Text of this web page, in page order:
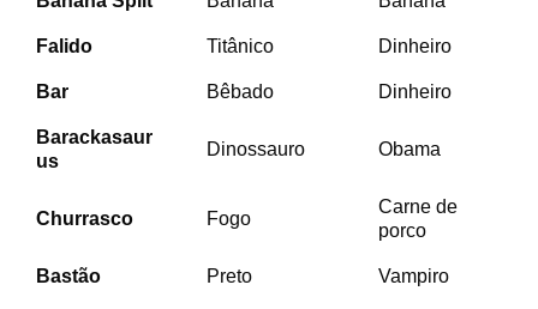
Falido Titânico Dinheiro
Bar Bêbado Dinheiro
Barackasaur
us
Dinossauro Obama
Churrasco Fogo
Carne de
porco
Bastão Preto Vampiro